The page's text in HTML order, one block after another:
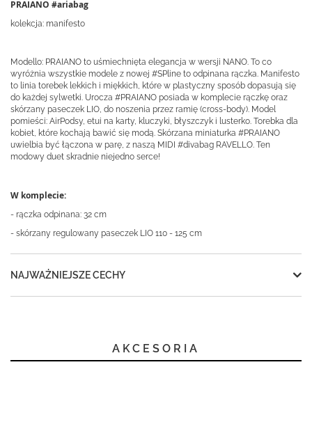
PRAIANO #ariabag
kolekcja: manifesto
Modello: PRAIANO to uśmiechnięta elegancja w wersji NANO. To co
wyróżnia wszystkie modele z nowej #SPline to odpinana rączka. Manifesto
to linia torebek lekkich i miękkich, które w plastyczny sposób dopasują się
do każdej sylwetki. Urocza #PRAIANO posiada w komplecie rączkę oraz
skórzany paseczek LIO, do noszenia przez ramię (cross-body). Model
pomieści: AirPodsy, etui na karty, kluczyki, błyszczyk i lusterko. Torebka dla
kobiet, które kochają bawić się modą. Skórzana miniaturka #PRAIANO
uwielbia być łączona w parę, z naszą MIDI #divabag RAVELLO. Ten
modowy duet skradnie niejedno serce!
W komplecie:
- rączka odpinana: 32 cm
- skórzany regulowany paseczek LIO 110 - 125 cm
NAJWAŻNIEJSZE CECHY
AKCESORIA